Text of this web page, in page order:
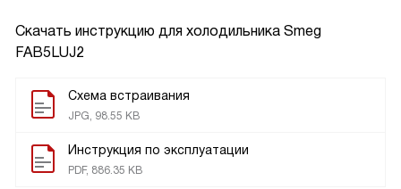
Скачать инструкцию для холодильника Smeg
FAB5LUJ2
Схема встраивания
JPG, 98.55 KB
Инструкция по эксплуатации
PDF, 886.35 KB